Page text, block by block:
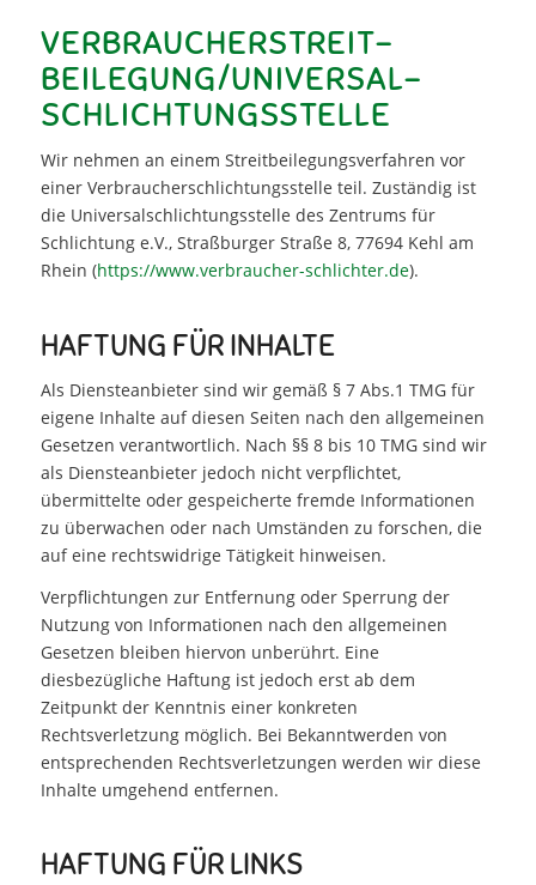
VERBRAUCHER­STREIT­
BEILEGUNG/UNIVERSAL­
SCHLICHTUNGS­STELLE
Wir nehmen an einem Streitbeilegungsverfahren vor
einer Verbraucherschlichtungsstelle teil. Zuständig ist
die Universalschlichtungsstelle des Zentrums für
Schlichtung e.V., Straßburger Straße 8, 77694 Kehl am
Rhein (https://www.verbraucher-schlichter.de).
HAFTUNG FÜR INHALTE
Als Diensteanbieter sind wir gemäß § 7 Abs.1 TMG für
eigene Inhalte auf diesen Seiten nach den allgemeinen
Gesetzen verantwortlich. Nach §§ 8 bis 10 TMG sind wir
als Diensteanbieter jedoch nicht verpflichtet,
übermittelte oder gespeicherte fremde Informationen
zu überwachen oder nach Umständen zu forschen, die
auf eine rechtswidrige Tätigkeit hinweisen.
Verpflichtungen zur Entfernung oder Sperrung der
Nutzung von Informationen nach den allgemeinen
Gesetzen bleiben hiervon unberührt. Eine
diesbezügliche Haftung ist jedoch erst ab dem
Zeitpunkt der Kenntnis einer konkreten
Rechtsverletzung möglich. Bei Bekanntwerden von
entsprechenden Rechtsverletzungen werden wir diese
Inhalte umgehend entfernen.
HAFTUNG FÜR LINKS